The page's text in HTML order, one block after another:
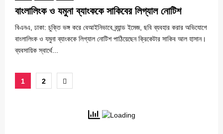
বাংলালিংক ও যমুনা ব্যাংককে সাকিবের লিগ্যাল নোটিশ
বিএনএ, ঢাকা: চুক্তি ভঙ্গ করে বেআইনিভাবে ব্র্যান্ড ইমেজ, ছবি ব্যবহার করার অভিযোগে
বাংলালিংক ও যমুনা ব্যাংককে লিগ্যাল নোটিশ পাঠিয়েছেন ক্রিকেটার সাকিব আল হাসান।
ব্যবসায়িক স্বার্থে...
Posts
1 2